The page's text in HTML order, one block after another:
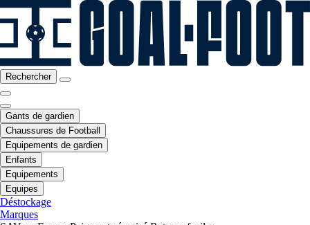
Rechercher
Gants de gardien
Chaussures de Football
Equipements de gardien
Enfants
Equipements
Equipes
Déstockage
Marques